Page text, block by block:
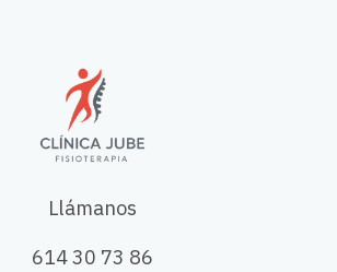
Llámanos
614 30 73 86